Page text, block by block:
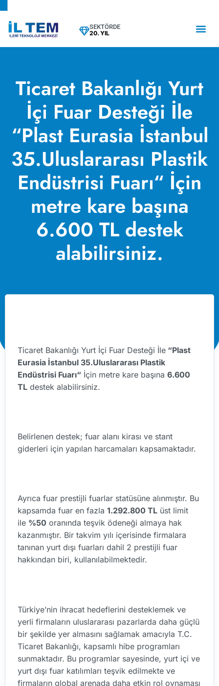
SEKTÖRDE
20. YIL
Ticaret Bakanlığı Yurt
İçi Fuar Desteği İle
“Plast Eurasia İstanbul
35.Uluslararası Plastik
Endüstrisi Fuarı“ İçin
metre kare başına
6.600 TL destek
alabilirsiniz.
Ticaret Bakanlığı Yurt İçi Fuar Desteği İle “Plast
Eurasia İstanbul 35.Uluslararası Plastik
Endüstrisi Fuarı“ İçin metre kare başına 6.600
TL destek alabilirsiniz.
Belirlenen destek; fuar alanı kirası ve stant
giderleri için yapılan harcamaları kapsamaktadır.
Ayrıca fuar prestijli fuarlar statüsüne alınmıştır. Bu
kapsamda fuar en fazla 1.292.800 TL üst limit
ile %50 oranında teşvik ödeneği almaya hak
kazanmıştır. Bir takvim yılı içerisinde firmalara
tanınan yurt dışı fuarları dahil 2 prestijli fuar
hakkından biri, kullanılabilmektedir.
Türkiye’nin ihracat hedeflerini desteklemek ve
yerli firmaların uluslararası pazarlarda daha güçlü
bir şekilde yer almasını sağlamak amacıyla T.C.
Ticaret Bakanlığı, kapsamlı hibe programları
sunmaktadır. Bu programlar sayesinde, yurt içi ve
yurt dışı fuar katılımları teşvik edilmekte ve
firmaların global arenada daha etkin rol oynaması